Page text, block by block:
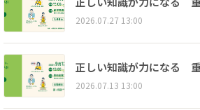
2026.07.27 13:00
正しい知識が力になる
2026.07.13 13:00